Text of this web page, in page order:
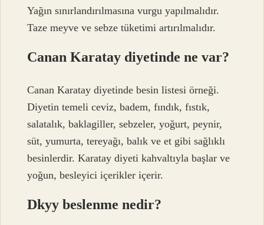
Yağın sınırlandırılmasına vurgu yapılmalıdır.
Taze meyve ve sebze tüketimi artırılmalıdır.
Canan Karatay diyetinde ne var?
Canan Karatay diyetinde besin listesi örneği.
Diyetin temeli ceviz, badem, fındık, fıstık,
salatalık, baklagiller, sebzeler, yoğurt, peynir,
süt, yumurta, tereyağı, balık ve et gibi sağlıklı
besinlerdir. Karatay diyeti kahvaltıyla başlar ve
yoğun, besleyici içerikler içerir.
Dkyy beslenme nedir?